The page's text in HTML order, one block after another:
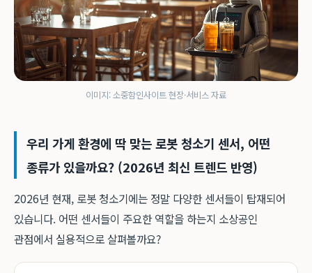
이미지: 소중함인사이트 현장·서비스 자료
우리 가게 환경에 딱 맞는 로봇 청소기 센서, 어떤
종류가 있을까요? (2026년 최신 트렌드 반영)
2026년 현재, 로봇 청소기에는 정말 다양한 센서들이 탑재되어
있습니다. 어떤 센서들이 주요한 역할을 하는지 소상공인
관점에서 실용적으로 살펴볼까요?